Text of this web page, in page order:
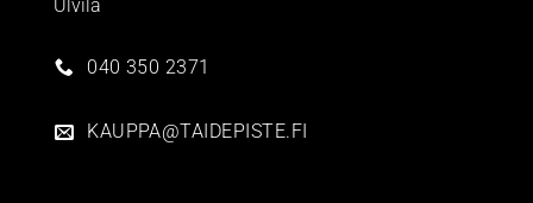
Ulvila
040 350 2371
KAUPPA@TAIDEPISTE.FI